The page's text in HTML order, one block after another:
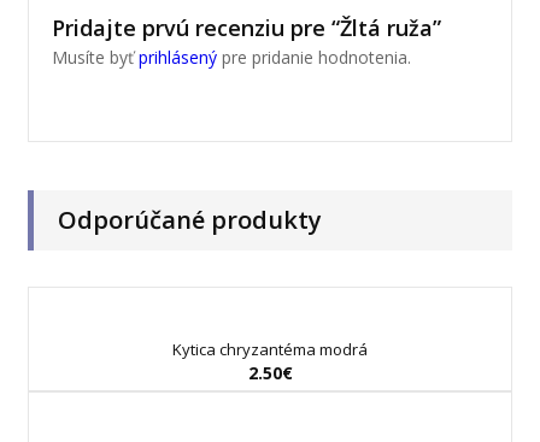
Pridajte prvú recenziu pre “Žltá ruža”
Musíte byťprihlásený pre pridanie hodnotenia.
Odporúčané produkty
Kytica chryzantéma modrá
2.50€